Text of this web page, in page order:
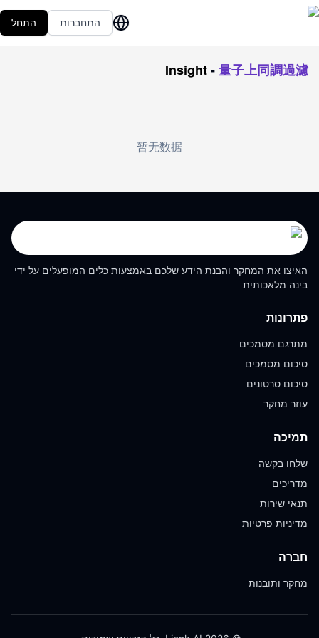
התחברות התחל
Insight-量子上同調過濾
暂无数据
האיצו את המחקר והבנת הידע שלכם באמצעות כלים המופעלים על ידי
בינה מלאכותית
פתרונות
מתרגם מסמכים
סיכום מסמכים
סיכום סרטונים
עוזר מחקר
תמיכה
שלחו בקשה
מדריכים
תנאי שירות
מדיניות פרטיות
חברה
מחקר ותובנות